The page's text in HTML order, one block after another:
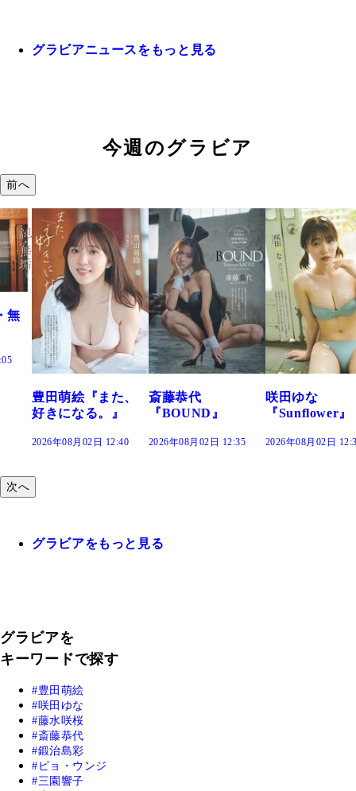
グラビアニュースをもっと見る
今週のグラビア
前へ
斎藤恭代
『BOUND』
2026年08月02日 12:35
咲田ゆな
『Sunflower』
2026年08月02日 12:30
藤水咲桜『花
だまり』
2026年08月02日
次へ
グラビアをもっと見る
グラビアを
キーワードで探す
豊田萌絵
咲田ゆな
藤水咲桜
斎藤恭代
鍛治島彩
ピョ・ウンジ
三園響子